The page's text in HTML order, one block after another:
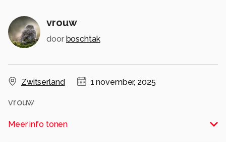
vrouw
door boschtak
Zwitserland 1 november, 2025
vrouw
Alle rechten voorbehouden
Meer info tonen